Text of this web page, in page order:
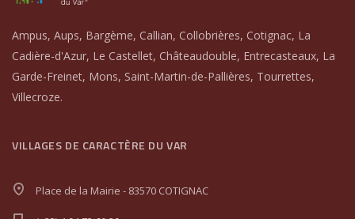
Ampus, Aups, Bargème, Callian, Collobrières, Cotignac, La
Cadière-d'Azur, Le Castellet, Châteaudouble, Entrecasteaux, La
Garde-Freinet, Mons, Saint-Martin-de-Pallières, Tourrettes,
Villecroze.
VILLAGES DE CARACTÈRE DU VAR
Place de la Mairie - 83570 COTIGNAC